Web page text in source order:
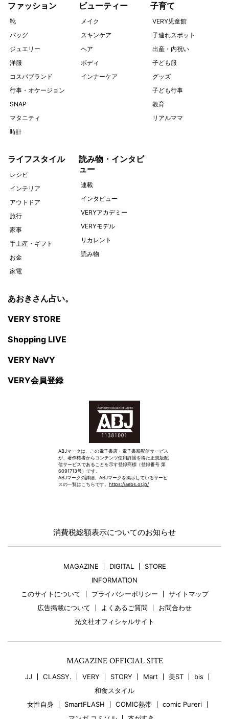
ファッション
靴
バッグ
ジュエリー
洋服
コスパブランド
行事・オケージョン
SNAP
マタニティ
時計
ビューティー
メイク
スキンケア
ヘア
ボディ
インナーケア
子育て
VERY児童館
子連れスポット
出産・内祝い
子ども服
グッズ
子ども行事
教育
リアルママ
ライフスタイル
レシピ
インテリア
アウトドア
旅行
家事
手土産・ギフト
お金
家電
読み物・インタビ
ュー
連載
インタビュー
VERYアカデミー
VERYモデル
リカレント
読み物
あおきさん占い。
VERY STORE
Shopping LIVE
VERY NaVY
VERY会員登録
ABJマークは、この電子書店・電子書籍配信サービス
が、著作権者からコンテンツ使用許諾を得た正規版配
信サービスであることを示す登録商標（登録番号 第
6091713号）です。
ABJマークの詳細、ABJマークを掲示しているサービ
スの一覧はこちらです。 https://aebs.or.jp/
消費税総額表示についてのお知らせ
MAGAZINE DIGITAL
STORE
INFORMATION
このサイトについて
プライバシーポリシー
サイトマップ
広告掲載について
よくあるご質問
お問合わせ
光文社オフィシャルサイト
MAGAZINE OFFICIAL SITE
JJ CLASSY. VERY STORY Mart 美ST
bis
和食スタイル
女性自身
SmartFLASH COMIC熱帯
comic Pureri